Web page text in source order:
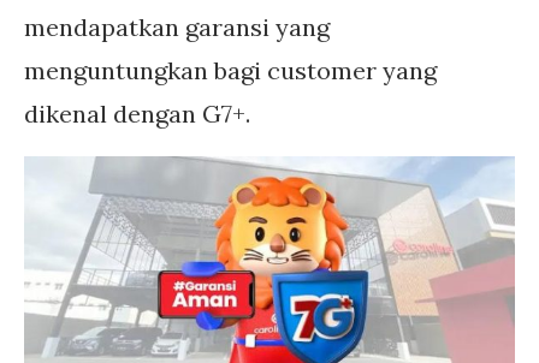
mendapatkan garansi yang
menguntungkan bagi customer yang
dikenal dengan G7+.